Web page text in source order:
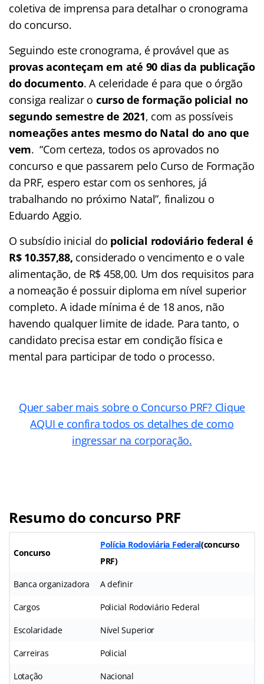
coletiva de imprensa para detalhar o cronograma
do concurso.
Seguindo este cronograma, é provável que as
provas aconteçam em até 90 dias da publicação
do documento. A celeridade é para que o órgão
consiga realizar o curso de formação policial no
segundo semestre de 2021, com as possíveis
nomeações antes mesmo do Natal do ano que
vem. “Com certeza, todos os aprovados no
concurso e que passarem pelo Curso de Formação
da PRF, espero estar com os senhores, já
trabalhando no próximo Natal”, finalizou o
Eduardo Aggio.
O subsídio inicial do policial rodoviário federal é
R$ 10.357,88, considerado o vencimento e o vale
alimentação, de R$ 458,00. Um dos requisitos para
a nomeação é possuir diploma em nível superior
completo. A idade mínima é de 18 anos, não
havendo qualquer limite de idade. Para tanto, o
candidato precisa estar em condição física e
mental para participar de todo o processo.
Quer saber mais sobre o Concurso PRF? Clique
AQUI e confira todos os detalhes de como
ingressar na corporação.
Resumo do concurso PRF
Concurso
Polícia Rodoviária Federal(concurso
PRF)
Banca organizadora A definir
Cargos Policial Rodoviário Federal
Escolaridade Nível Superior
Carreiras Policial
Lotação Nacional